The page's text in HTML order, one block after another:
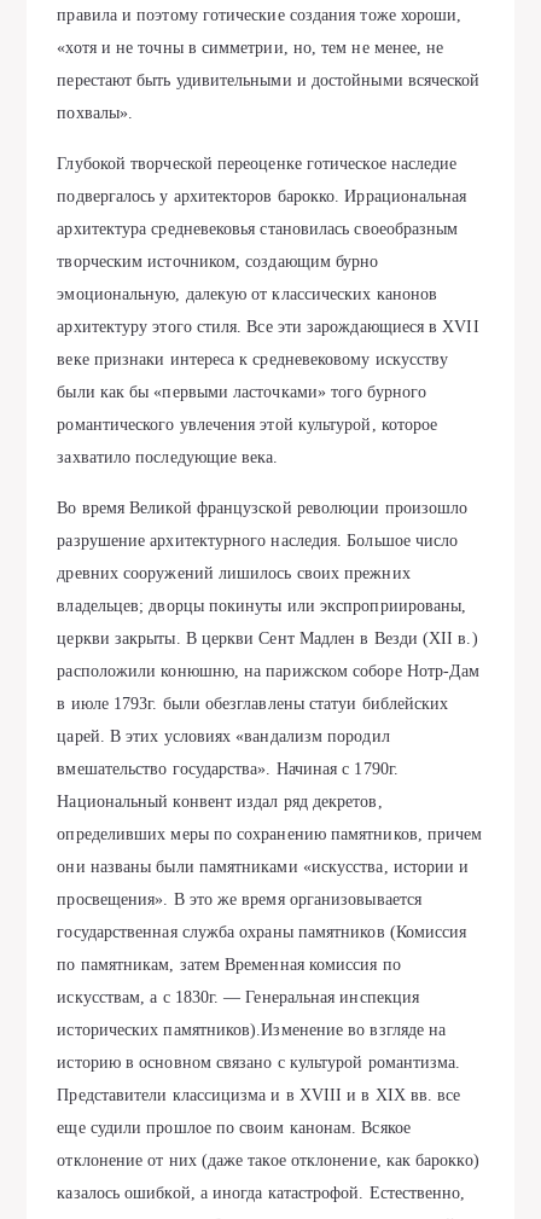
правила и поэтому готические создания тоже хороши,
«хотя и не точны в симметрии, но, тем не менее, не
перестают быть удивительными и достойными всяческой
похвалы».
Глубокой творческой переоценке готическое наследие
подвергалось у архитекторов барокко. Иррациональная
архитектура средневековья становилась своеобразным
творческим источником, создающим бурно
эмоциональную, далекую от классических канонов
архитектуру этого стиля. Все эти зарождающиеся в XVII
веке признаки интереса к средневековому искусству
были как бы «первыми ласточками» того бурного
романтического увлечения этой культурой, которое
захватило последующие века.
Во время Великой французской революции произошло
разрушение архитектурного наследия. Большое число
древних сооружений лишилось своих прежних
владельцев; дворцы покинуты или экспроприированы,
церкви закрыты. В церкви Сент Мадлен в Везди (ХII в.)
расположили конюшню, на парижском соборе Нотр-Дам
в июле 1793г. были обезглавлены статуи библейских
царей. В этих условиях «вандализм породил
вмешательство государства». Начиная с 1790г.
Национальный конвент издал ряд декретов,
определивших меры по сохранению памятников, причем
они названы были памятниками «искусства, истории и
просвещения». В это же время организовывается
государственная служба охраны памятников (Комиссия
по памятникам, затем Временная комиссия по
искусствам, а с 1830г. — Генеральная инспекция
исторических памятников).Изменение во взгляде на
историю в основном связано с культурой романтизма.
Представители классицизма и в XVIII и в XIX вв. все
еще судили прошлое по своим канонам. Всякое
отклонение от них (даже такое отклонение, как барокко)
казалось ошибкой, а иногда катастрофой. Естественно,